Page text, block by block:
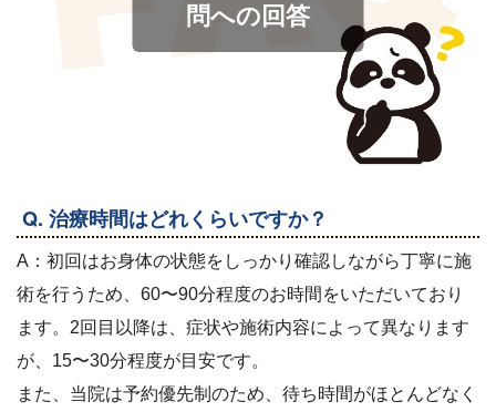
問への回答
Q. 治療時間はどれくらいですか？
A：初回はお身体の状態をしっかり確認しながら丁寧に施
術を行うため、60〜90分程度のお時間をいただいており
ます。2回目以降は、症状や施術内容によって異なります
が、15〜30分程度が目安です。
また、当院は予約優先制のため、待ち時間がほとんどなく